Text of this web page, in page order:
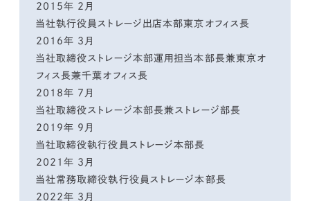
2015年 2月
当社執行役員ストレージ出店本部東京オフィス長
2016年 3月
当社取締役ストレージ本部運用担当本部長兼東京オ
フィス長兼千葉オフィス長
2018年 7月
当社取締役ストレージ本部長兼ストレージ部長
2019年 9月
当社取締役執行役員ストレージ本部長
2021年 3月
当社常務取締役執行役員ストレージ本部長
2022年 3月